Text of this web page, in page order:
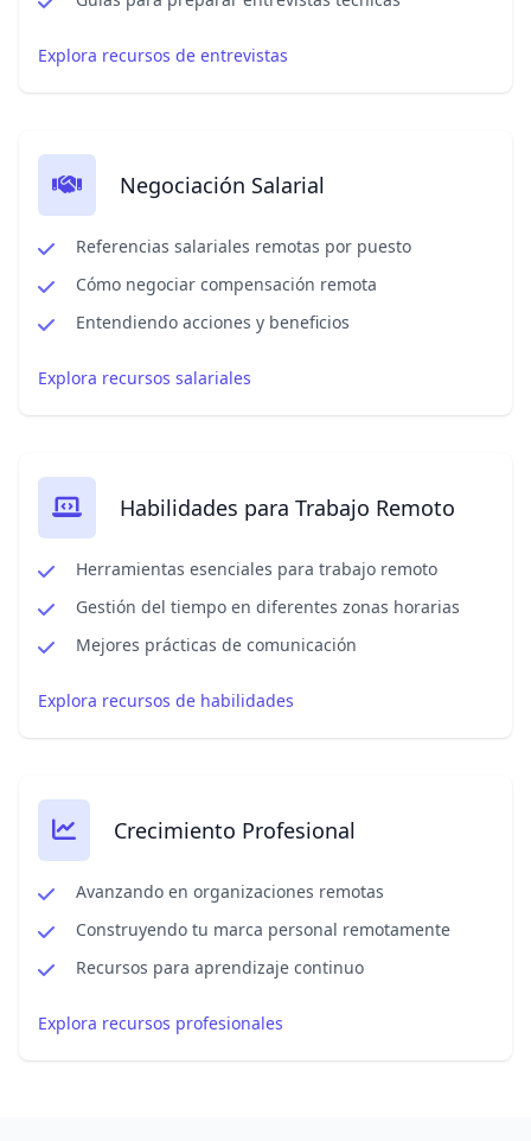
Explora recursos de entrevistas
Negociación Salarial
Referencias salariales remotas por puesto
Cómo negociar compensación remota
Entendiendo acciones y beneficios
Explora recursos salariales
Habilidades para Trabajo Remoto
Herramientas esenciales para trabajo remoto
Gestión del tiempo en diferentes zonas horarias
Mejores prácticas de comunicación
Explora recursos de habilidades
Crecimiento Profesional
Avanzando en organizaciones remotas
Construyendo tu marca personal remotamente
Recursos para aprendizaje continuo
Explora recursos profesionales